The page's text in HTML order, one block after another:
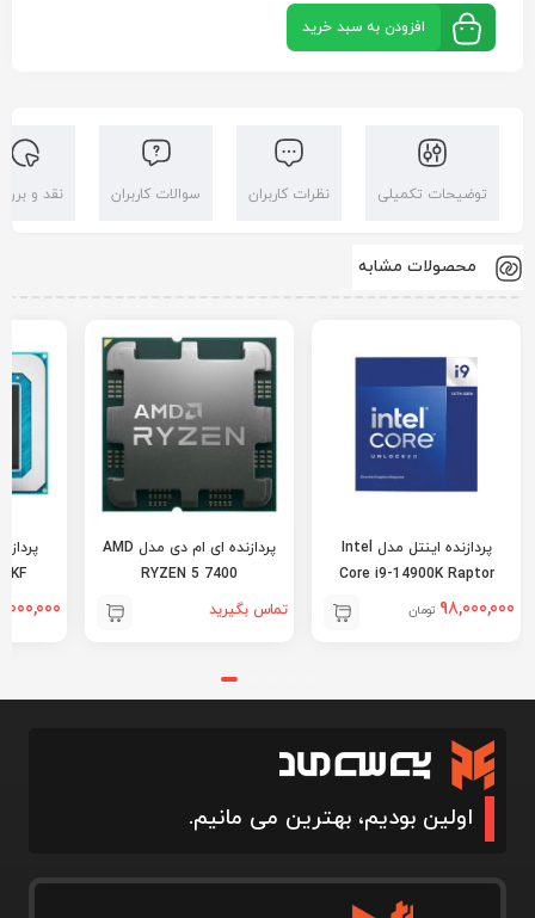
افزودن به سبد خرید
توضیحات تکمیلی نظرات کاربران سوالات کاربران نقد و
محصولات مشابه
پردازنده اینتل مدل Intel
Core i9-14900K Raptor
Lake Refresh98,000,000 تومان
پردازنده ای ام دی مدل AMD
RYZEN 5 7400
تماس بگیرید
اولین بودیم، بهترین می مانیم.